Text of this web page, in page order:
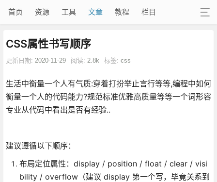
首页 资源 工具 文章 教程 栏目
CSS属性书写顺序
更新日期: 2020-11-29 阅读: 2.8k 标签: css
生活中衡量一个人有气质:穿着打扮举止言行等等,编程中如何
衡量一个人的代码能力?规范标准优雅高质量等等一个词形容
专业从代码中看出是否有经验..
建议遵循以下顺序：
布局定位属性：display / position / float / clear / visi
bility / overflow（建议 display 第一个写，毕竟关系到